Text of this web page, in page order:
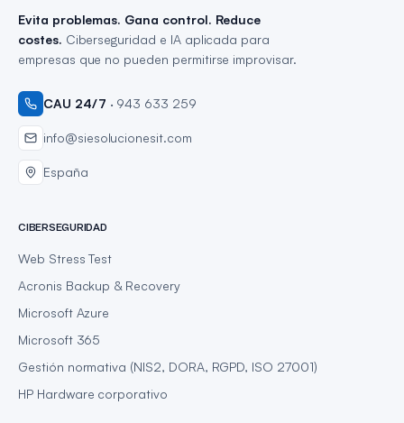
Evita problemas. Gana control. Reduce
costes. Ciberseguridad e IA aplicada para
empresas que no pueden permitirse improvisar.
CAU 24/7 · 943 633 259
info@siesolucionesit.com
España
CIBERSEGURIDAD
Web Stress Test
Acronis Backup & Recovery
Microsoft Azure
Microsoft 365
Gestión normativa (NIS2, DORA, RGPD, ISO 27001)
HP Hardware corporativo